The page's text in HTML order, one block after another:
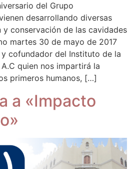
del Grupo
desarrollando diversas
conservación de las cavidades
martes 30 de mayo de 2017
cofundador del Instituto de la
quien nos impartirá la
primeros humanos, […]
a «Impacto